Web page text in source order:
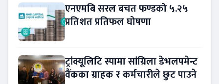
एनएमबि सरल बचत फण्डको ५.२५
प्रतिशत प्रतिफल घोषणा
ट्रांक्यूलिटि स्पामा सांग्रिला डेभलपमेन्ट
वैंकका ग्राहक र कर्मचारीले छुट पाउने